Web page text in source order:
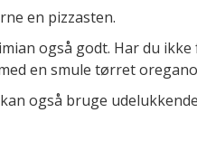
en pizzasten.
også godt. Har du ikke
en smule tørret
også bruge